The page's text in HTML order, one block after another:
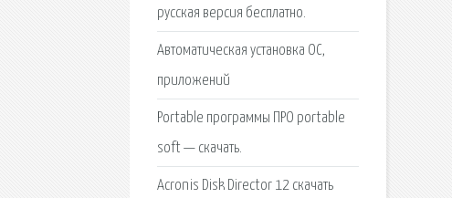
русская версия бесплатно.
Автоматическая установка ОС,
приложений
Portable программы ПРО portable
soft — скачать.
Acronis Disk Director 12 скачать